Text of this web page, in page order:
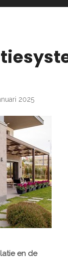
2025
en de